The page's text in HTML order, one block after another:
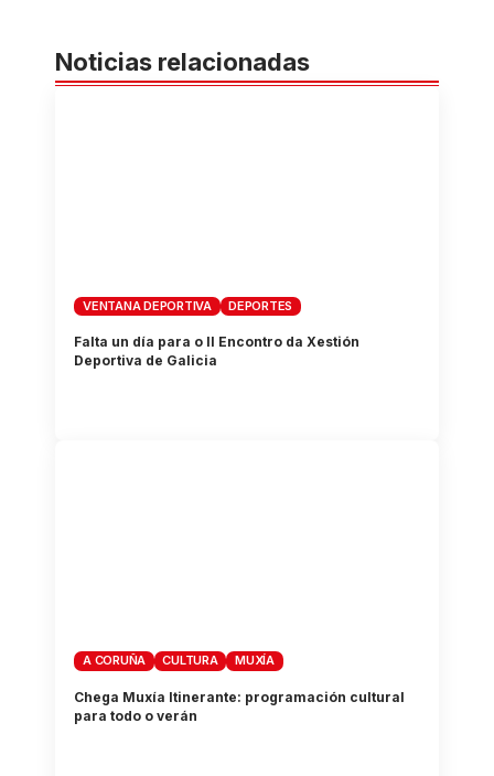
Noticias relacionadas
VENTANA DEPORTIVA DEPORTES
Falta un día para o II Encontro da Xestión
Deportiva de Galicia
A CORUÑA CULTURA MUXÍA
Chega Muxía Itinerante: programación cultural
para todo o verán